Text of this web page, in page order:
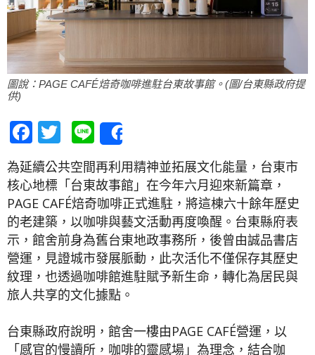
圖說：PAGE CAFÉ焙奇咖啡進駐台東故事館。(圖/台東縣政府提
供)
Facebook
Twitter
Line
為延續公共空間再利用精神並拓展文化能量，台東市
核心地標「台東故事館」在今年六月迎來新篇章，
PAGE CAFÉ焙奇咖啡正式進駐，將這棟六十餘年歷史
的老建築，以咖啡與藝文活動再度喚醒。台東縣府表
示，館舍前身為舊台東地政事務所，後曾由誠品書店
營運，見證城市發展脈動，此次活化不僅保存其歷史
紋理，也透過咖啡館進駐賦予新生命，轉化為居民與
旅人共享的文化據點。
台東縣政府說明，館舍一樓由PAGE CAFÉ營運，以
「感官的慢讀所，咖啡的靈感場」為理念，結合咖